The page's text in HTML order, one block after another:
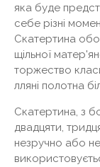
яка буде
себе різні
Скатертина
щільної
торжество
лляні полотна
Скатертина, з
двадцяти,
незручно або